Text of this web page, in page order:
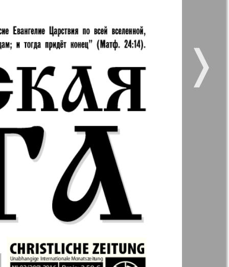
11
5
11
23
29
❭
Gorod 511
Zeitung Nasche wremja
Panorama-mir
Russkiy Wojazh